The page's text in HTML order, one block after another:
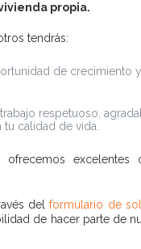
propia.
tendrás:
de crecimiento
respetuoso,
calidad de vida.
ofrecemos excelentes
delformulario de
de hacer parte de